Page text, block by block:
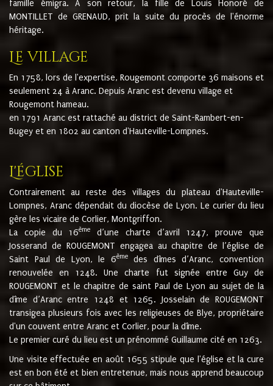
famille émigra. A son retour, la fille de Louis Honoré de
MONTILLET de GRENAUD, prit la suite du procès de l'énorme
héritage.
Le village
En 1758, lors de l'expertise, Rougemont comporte 36 maisons et
seulement 24 à Aranc. Depuis Aranc est devenu village et
Rougemont hameau.
en 1791 Aranc est rattaché au district de Saint-Rambert-en-
Bugey et en 1802 au canton d'Hauteville-Lompnes.
L'église
Contrairement au reste des villages du plateau d'Hauteville-
Lompnes, Aranc dépendait du diocèse de Lyon. Le curier du lieu
gère les vicaire de Corlier, Montgriffon.
La copie du 16ème
d’une charte d’avril 1247, prouve que
Josserand de ROUGEMONT engagea au chapitre de l’église de
Saint Paul de Lyon, le 6èmedes dîmes d’Aranc, convention
renouvelée en 1248. Une charte fut signée entre Guy de
ROUGEMONT et le chapitre de saint Paul de Lyon au sujet de la
dîme d’Aranc entre 1248 et 1265. Josselain de ROUGEMONT
transigea plusieurs fois avec les religieuses de Blye, propriétaire
d'un couvent entre Aranc et Corlier, pour la dîme.
Le premier curé du lieu est un prénommé Guillaume cité en 1263.
Une visite effectuée en août 1655 stipule que l'église et la cure
est en bon été et bien entretenue, mais nous apprend beaucoup